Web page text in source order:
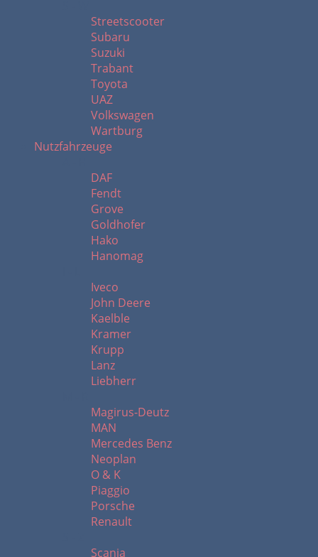
Streetscooter
Subaru
Suzuki
Trabant
Toyota
UAZ
Volkswagen
Wartburg
Nutzfahrzeuge
DAF
Fendt
Grove
Goldhofer
Hako
Hanomag
Iveco
John Deere
Kaelble
Kramer
Krupp
Lanz
Liebherr
Magirus-Deutz
MAN
Mercedes Benz
Neoplan
O & K
Piaggio
Porsche
Renault
Scania